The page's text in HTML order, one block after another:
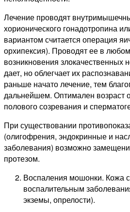
Лечение проводят
хорионического гонадотропина
вариантом считается операция
орхипексия). Проводят ее в
возникновения злокачественных
дает, но облегчает их
раньше начато лечение, тем
дальнейшем. Оптимален возраст
полового созревания и
При существовании
(олигофрения, эндокринные и
заболевания) возможно
протезом.
Воспаления мошонки. Кожа
воспалительным
экземы, опрелости).